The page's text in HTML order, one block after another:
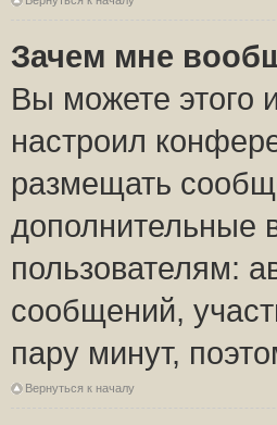
Зачем мне
Вы можете этого
настроил
размещать
дополнительные
пользователям:
сообщений,
пару минут,
Вернуться к началу